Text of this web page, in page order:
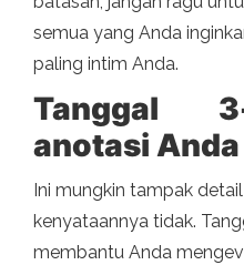
semua yang Anda
paling intim Anda.
Tanggal
anotasi Anda
Ini mungkin tampak
kenyataannya tidak.
membantu Anda